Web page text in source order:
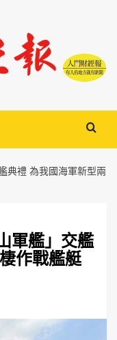
典禮 為我國海軍新型兩
軍艦」交艦
作戰艦艇